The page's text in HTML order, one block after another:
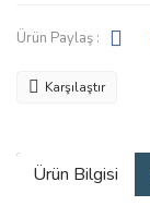
Ürün Paylaş :
Karşılaştır
Ürün Bilgisi